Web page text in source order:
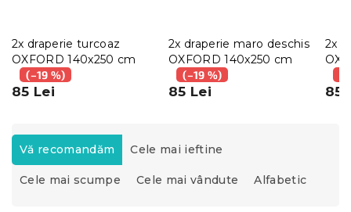
2x draperie turcoaz
OXFORD 140x250 cm
(–19 %)
85 Lei
2x draperie maro deschis
OXFORD 140x250 cm
(–19 %)
85 Lei
2x
85
S
e
l
e
Vă recomandăm Cele mai ieftine
Cele mai scumpe Cele mai vândute Alfabetic